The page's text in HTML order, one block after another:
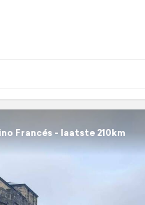
Francés - laatste 210km